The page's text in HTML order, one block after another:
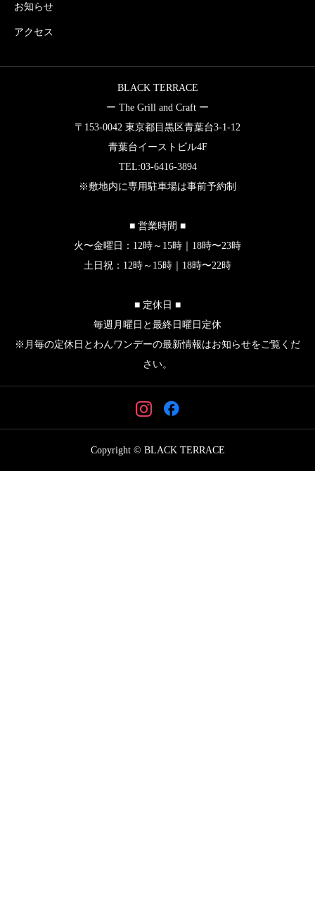
お知らせ
アクセス
BLACK TERRACE
ー The Grill and Craft ー
〒153-0042 東京都目黒区青葉台3-1-12
青葉台イーストビル4F
TEL:03-6416-3894
※敷地内に専用駐車場は事前予約制
■ 営業時間 ■
火〜金曜日：12時～15時｜18時〜23時
土日祝：12時～15時｜18時〜22時
■ 定休日 ■
毎週月曜日と最終日曜日定休
※月毎の定休日とわんワンデーの最新情報はお知らせをご覧くだ
さい。
Copyright © BLACK TERRACE